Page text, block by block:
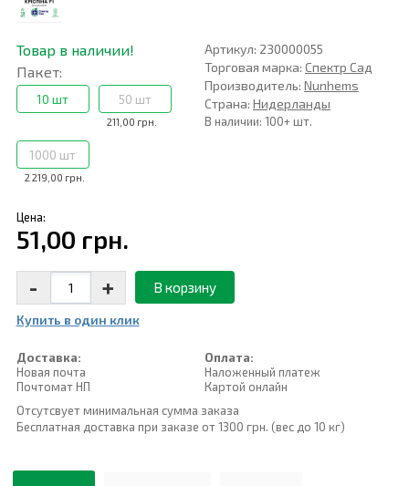
Товар в наличии!
Пакет:
10 шт
211,00 грн.
50 шт
2 219,00 грн.
1000 шт
Артикул: 230000055
Торговая марка: Спектр Сад
Производитель: Nunhems
Страна: Нидерланды
В наличии: 100+ шт.
Цена:
51,00 грн.
- + В корзину
Купить в один клик
Доставка:
Новая почта
Почтомат НП
Оплата:
Наложенный платеж
Картой онлайн
Отсутсвует минимальная сумма заказа
Бесплатная доставка при заказе от 1300 грн. (вес до 10 кг)